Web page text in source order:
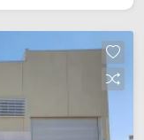
sua visita!!